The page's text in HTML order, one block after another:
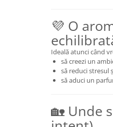
💜 O
Ideală atunci când
să creezi un
să reduci stresul
să aduci un
🏡 Unde